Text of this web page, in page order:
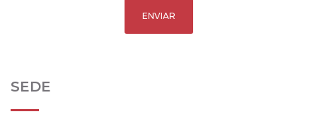
ENVIAR
SEDE